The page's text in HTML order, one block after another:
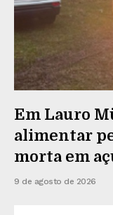
Em Lauro
alimentar
morta em
9 de agosto de 2026